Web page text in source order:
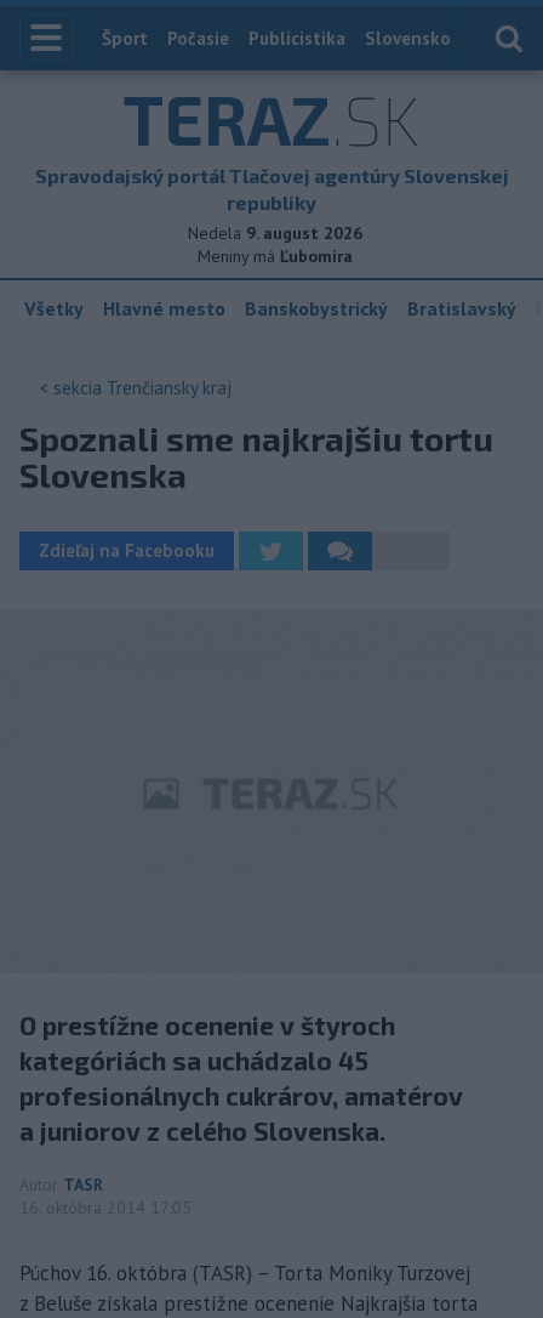
Index
Šport Počasie Publicistika Slovensko
TERAZ.SK
Spravodajský portál Tlačovej agentúry Slovenskej
republiky
Nedela 9. august 2026
Meniny má Ľubomíra
Všetky Hlavné mesto Banskobystrický Bratislavský
< sekcia Trenčiansky kraj
Spoznali sme najkrajšiu tortu
Slovenska
Zdieľaj na Facebooku
O prestížne ocenenie v štyroch
kategóriách sa uchádzalo 45
profesionálnych cukrárov, amatérov
a juniorov z celého Slovenska.
Autor TASR
16. októbra 2014 17:05
Púchov 16. októbra (TASR) – Torta Moniky Turzovej
z Beluše získala prestížne ocenenie Najkrajšia torta